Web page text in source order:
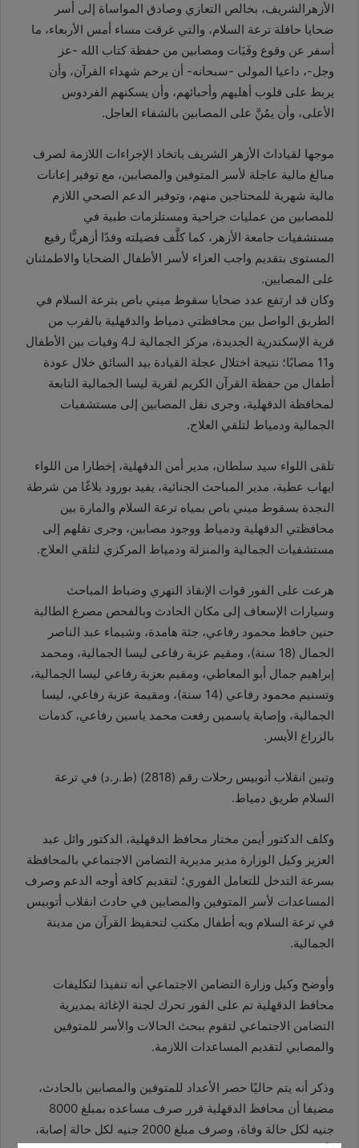
الأزهرالشريف، بخالص التعازي وصادق المواساة إلى أسر
ضحايا حافلة ترعة السلام، والتي غرقت مساء أمس الأربعاء، ما
أسفر عن وقوع وفَيَات ومصابين من حفظة كتاب الله -عز
وجل-، داعيا المولى -سبحانه- أن يرحم شهداء القرآن، وأن
يربط على قلوب أهليهم وأحبائهم، وأن يسكنهم الفردوس
الأعلى، وأن يمُنَّ على المصابين بالشفاء العاجل.
موجها لقياداتَ الأزهر الشريف باتخاذ الإجراءات اللازمة لصرف
مبالغ مالية عاجلة لأسر المتوفين والمصابين، مع توفير إعانات
مالية شهرية للمحتاجين منهم، وتوفير الدعم الصحي اللازم
للمصابين من عمليات جراحية ومستلزمات طبية في
مستشفيات جامعة الأزهر، كما كلَّف فضيلته وفدًا أزهريًّا رفيع
المستوى بتقديم واجب العزاء لأسر الأطفال الضحايا والاطمئنان
على المصابين.
وكان قد ارتفع عدد ضحايا سقوط ميني باص بترعة السلام في
الطريق الواصل بين محافظتي دمياط والدقهلية بالقرب من
قرية الإسكندرية الجديدة، مركز الجمالية لـ4 وفيات بين الأطفال
و11 مصابًا؛ نتيجة اختلال عجلة القيادة بيد السائق خلال عودة
أطفال من حفظة القرآن الكريم لقرية ليسا الجمالية التابعة
لمحافظة الدقهلية، وجرى نقل المصابين إلى مستشفيات
الجمالية ودمياط لتلقي العلاج.
تلقى اللواء سيد سلطان، مدير أمن الدقهلية، إخطارا من اللواء
ايهاب عطية، مدير المباحث الجنائية، يفيد بورود بلاغًا من شرطة
النجدة بسقوط ميني باص بمياه ترعة السلام والمارة بين
محافظتي الدقهلية ودمياط ووجود مصابين، وجرى نقلهم إلى
مستشفيات الجمالية والمنزلة ودمياط المركزي لتلقي العلاج.
هرعت على الفور قوات الإنقاذ النهري وضباط المباحث
وسيارات الإسعاف إلى مكان الحادث وبالفحص مصرع الطالبة
حنين حافظ محمود رفاعي، جثة هامدة، وشيماء عبد الناصر
الجمال (18 سنة)، ومقيم عزبة رفاعى ليسا الجمالية، ومحمد
إبراهيم جمال أبو المعاطي، ومقيم بعزبة رفاعي ليسا الجمالية،
وتسنيم محمود رفاعي (14 سنة)، ومقيمة عزبة رفاعي، ليسا
الجمالية، وإصابة ياسمين رفعت محمد ياسين رفاعي، كدمات
بالزراع الأيسر.
وتبين انقلاب أتوبيس رحلات رقم (2818) (ط.ر.د) في ترعة
السلام طريق دمياط.
وكلف الدكتور أيمن مختار محافظ الدقهلية، الدكتور وائل عبد
العزيز وكيل الوزارة مدير مديرية التضامن الاجتماعي بالمحافظة
بسرعة التدخل للتعامل الفوري؛ لتقديم كافة أوجه الدعم وصرف
المساعدات لأسر المتوفين والمصابين في حادث انقلاب أتوبيس
في ترعة السلام وبه أطفال مكتب لتحفيظ القرآن من مدينة
الجمالية.
وأوضح وكيل وزارة التضامن الاجتماعي أنه تنفيذا لتكليفات
محافظ الدقهلية تم على الفور تحرك لجنة الإغاثة بمديرية
التضامن الاجتماعي لتقوم ببحث الحالات والأسر للمتوفين
والمصابي لتقديم المساعدات اللازمة.
وذكر أنه يتم حاليًا حصر الأعداد للمتوفين والمصابين بالحادث،
مضيفا أن محافظ الدقهلية قرر صرف مساعده بمبلغ 8000
جنيه لكل حالة وفاة، وصرف مبلغ 2000 جنيه لكل حالة إصابة،